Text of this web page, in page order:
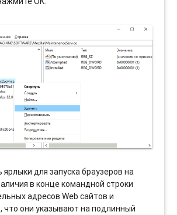
ярлыки для запуска браузеров на
в конце командной строки
адресов Web сайтов и
что они указывают на подлинный